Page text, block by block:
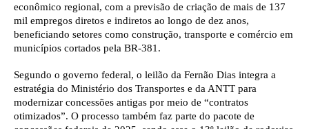
econômico regional, com a previsão de criação de mais de 137
mil empregos diretos e indiretos ao longo de dez anos,
beneficiando setores como construção, transporte e comércio em
municípios cortados pela BR-381.
Segundo o governo federal, o leilão da Fernão Dias integra a
estratégia do Ministério dos Transportes e da ANTT para
modernizar concessões antigas por meio de “contratos
otimizados”. O processo também faz parte do pacote de